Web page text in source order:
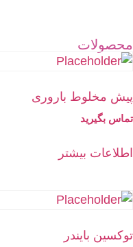
محصولات
پیش مخلوط باروری
تماس بگیرید
اطلاعات بیشتر
توکسین بایندر